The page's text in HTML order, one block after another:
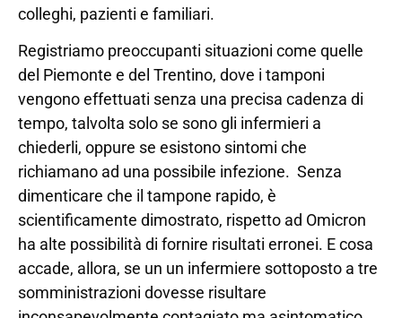
colleghi, pazienti e familiari.
Registriamo preoccupanti situazioni come quelle
del Piemonte e del Trentino, dove i tamponi
vengono effettuati senza una precisa cadenza di
tempo, talvolta solo se sono gli infermieri a
chiederli, oppure se esistono sintomi che
richiamano ad una possibile infezione. Senza
dimenticare che il tampone rapido, è
scientificamente dimostrato, rispetto ad Omicron
ha alte possibilità di fornire risultati erronei. E cosa
accade, allora, se un un infermiere sottoposto a tre
somministrazioni dovesse risultare